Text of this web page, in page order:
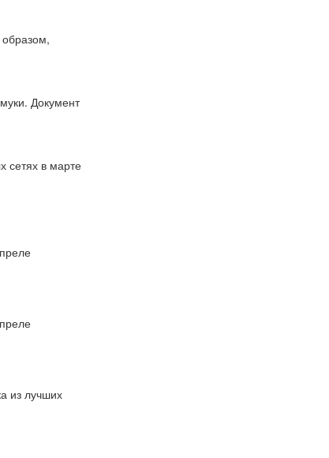
Документ
сетях в марте
из лучших